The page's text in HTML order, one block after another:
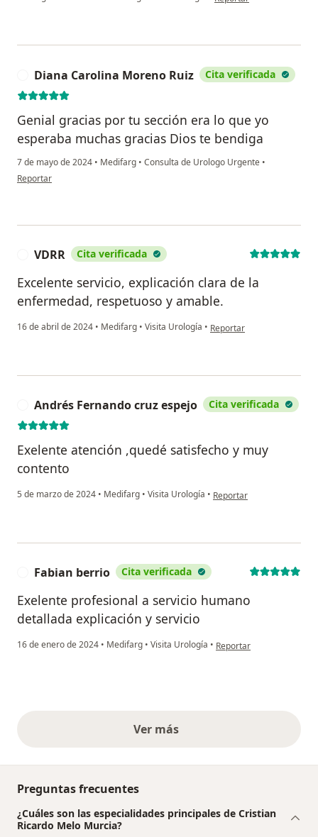
Diana Carolina Moreno Ruiz Cita verificada
Genial gracias por tu sección era lo que yo
esperaba muchas gracias Dios te bendiga
7 de mayo de 2024 • Medifarg • Consulta de Urologo Urgente •
en opinión del usuario Diana Carolina Moreno Ruiz
Reportar
VDRR Cita verificada
Excelente servicio, explicación clara de la
enfermedad, respetuoso y amable.
16 de abril de 2024 • Medifarg • Visita Urología • en opinión del usuario
Reportar
Andrés Fernando cruz espejo Cita verificada
Exelente atención ,quedé satisfecho y muy
contento
5 de marzo de 2024 • Medifarg • Visita Urología • en opinión del usuario
Reportar
Fabian berrio Cita verificada
Exelente profesional a servicio humano
detallada explicación y servicio
16 de enero de 2024 • Medifarg • Visita Urología • en opinión del usuario
Reportar
Ver másopiniones anteriores
Preguntas frecuentes
¿Cuáles son las especialidades principales de Cristian
Ricardo Melo Murcia?